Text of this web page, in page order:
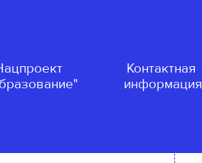
Контактная
информация